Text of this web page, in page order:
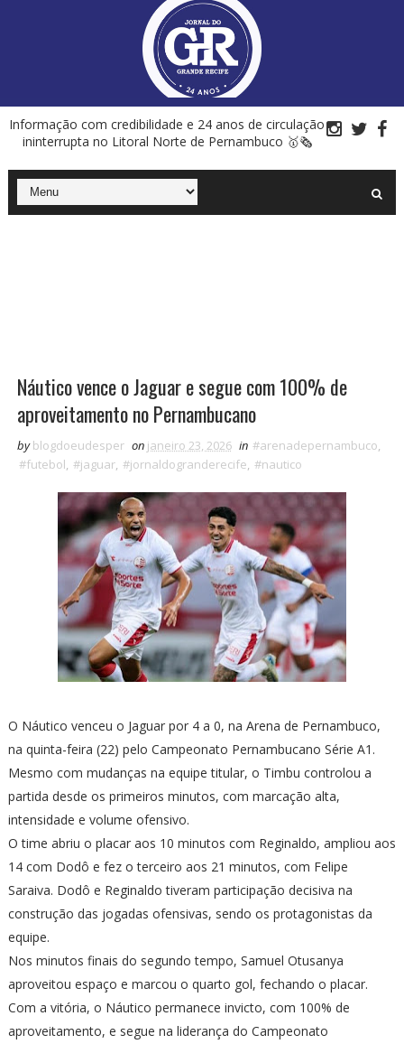
Informação com credibilidade e 24 anos de circulação
ininterrupta no Litoral Norte de Pernambuco 🥇🗞
Náutico vence o Jaguar e segue com 100% de
aproveitamento no Pernambucano
by blogdoeudesper on janeiro 23, 2026 in #arenadepernambuco,
#futebol, #jaguar, #jornaldogranderecife, #nautico
O Náutico venceu o Jaguar por 4 a 0, na Arena de Pernambuco,
na quinta-feira (22) pelo Campeonato Pernambucano Série A1.
Mesmo com mudanças na equipe titular, o Timbu controlou a
partida desde os primeiros minutos, com marcação alta,
intensidade e volume ofensivo.
O time abriu o placar aos 10 minutos com Reginaldo, ampliou aos
14 com Dodô e fez o terceiro aos 21 minutos, com Felipe
Saraiva. Dodô e Reginaldo tiveram participação decisiva na
construção das jogadas ofensivas, sendo os protagonistas da
equipe.
Nos minutos finais do segundo tempo, Samuel Otusanya
aproveitou espaço e marcou o quarto gol, fechando o placar.
Com a vitória, o Náutico permanece invicto, com 100% de
aproveitamento, e segue na liderança do Campeonato